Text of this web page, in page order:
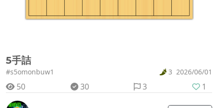
5手詰
#s5omonbuw1 3 2026/06/01
50 30 3 1